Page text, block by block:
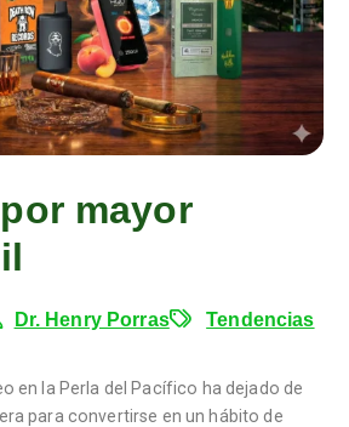
mayor
Dr. Henry Porras Tendencias
en la Perla del Pacífico ha dejado de
para convertirse en un hábito de